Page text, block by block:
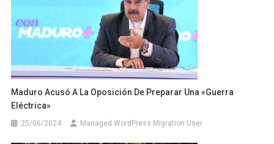
Maduro Acusó A La Oposición De Preparar Una «guerra
Eléctrica»
25/06/2024 Managed WordPress Migration User